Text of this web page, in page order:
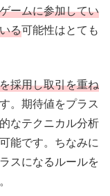
ームに参加してい
る可能性はとても
採用し取引を重ね
。期待値をプラス
なテクニカル分析
能です。ちなみに
スになるルールを